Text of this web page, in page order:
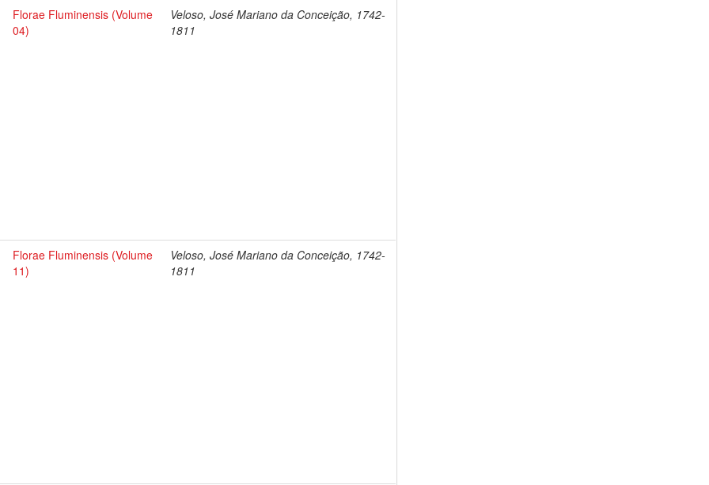
Florae Fluminensis (Volume
04)
Veloso, José Mariano da Conceição, 1742-
1811
Florae Fluminensis (Volume
11)
Veloso, José Mariano da Conceição, 1742-
1811